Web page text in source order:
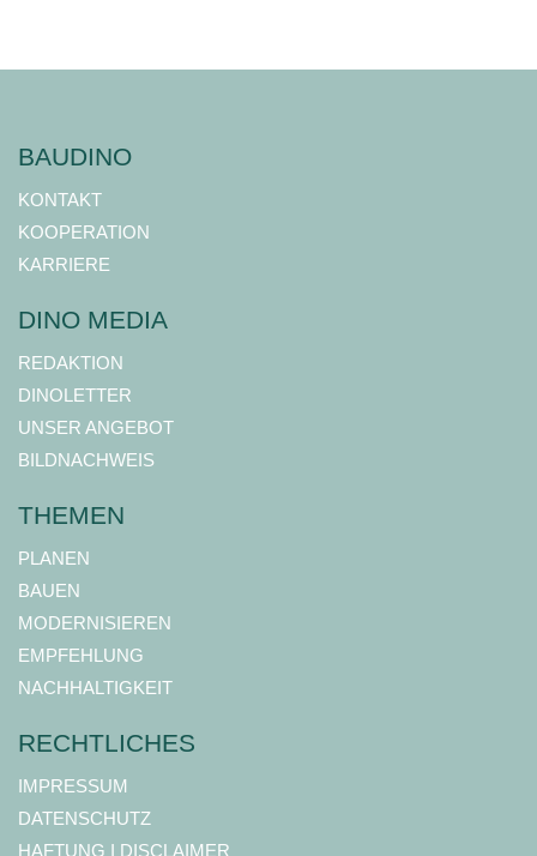
BAUDINO
KONTAKT
KOOPERATION
KARRIERE
DINO MEDIA
REDAKTION
DINOLETTER
UNSER ANGEBOT
BILDNACHWEIS
THEMEN
PLANEN
BAUEN
MODERNISIEREN
EMPFEHLUNG
NACHHALTIGKEIT
RECHTLICHES
IMPRESSUM
DATENSCHUTZ
HAFTUNG I DISCLAIMER